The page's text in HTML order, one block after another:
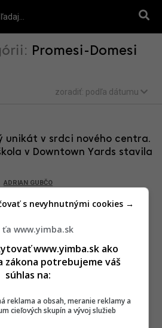
Promesi-Domesi
zoradiť: podľa dátumu
unikát v srdci nového centra.
v Downtown Yards stavila
ADRIAN GUBČO
www.yimba.sk
www.yimba.sk ako
zákona potrebujeme váš
súhlas na:
reklama a obsah, meranie reklamy a
cieľových skupín a vývoj služieb
s nevyhnutnými cookies →